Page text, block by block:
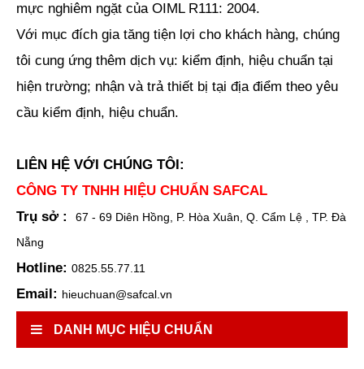
mực nghiêm ngặt của OIML R111: 2004.
Với mục đích gia tăng tiện lợi cho khách hàng, chúng
tôi cung ứng thêm dịch vụ: kiểm định, hiệu chuẩn tại
hiện trường; nhận và trả thiết bị tại địa điểm theo yêu
cầu kiểm định, hiệu chuẩn.
LIÊN HỆ VỚI CHÚNG TÔI:
CÔNG TY TNHH HIỆU CHUẨN SAFCAL
Trụ sở :
67 - 69 Diên Hồng, P. Hòa Xuân, Q. Cẩm Lệ , TP. Đà
Nẵng
Hotline: 0825.55.77.11
Email: hieuchuan@safcal.vn
DANH MỤC HIỆU CHUẨN